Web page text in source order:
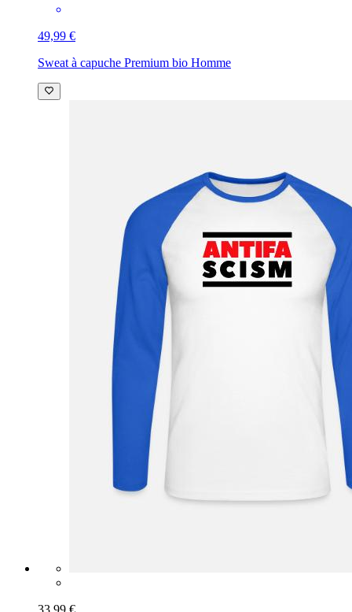
49,99 €
Sweat à capuche Premium bio Homme
33,99 €